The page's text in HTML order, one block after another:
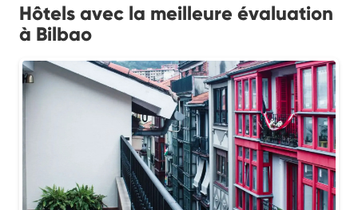
Hôtels avec la meilleure évaluation
à Bilbao